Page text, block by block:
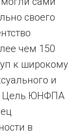
своего
чем 150
к широкому
и
Цель ЮНФПА
в